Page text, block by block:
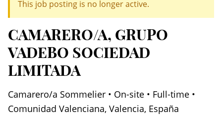
This job posting is no longer active.
CAMARERO/A, GRUPO
VADEBO SOCIEDAD
LIMITADA
Camarero/a Sommelier • On-site • Full-time •
Comunidad Valenciana, Valencia, España